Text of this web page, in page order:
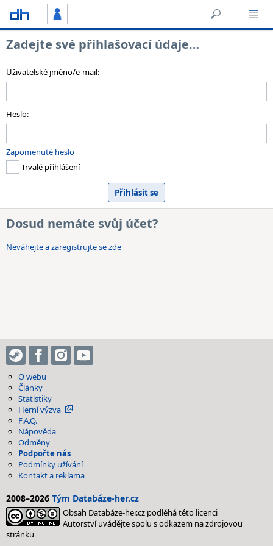
Zadejte své přihlašovací údaje…
Uživatelské jméno/e-mail:
Heslo:
Zapomenuté heslo
Trvalé přihlášení
Dosud nemáte svůj účet?
Neváhejte a zaregistrujte se zde
O webu
Články
Statistiky
Herní výzva
F.A.Q.
Nápověda
Odměny
Podpořte nás
Podmínky užívání
Kontakt a reklama
2008–2026 Tým Databáze-her.cz
Obsah Databáze-her.cz podléhá této licenci
Autorství uvádějte spolu s odkazem na zdrojovou
stránku